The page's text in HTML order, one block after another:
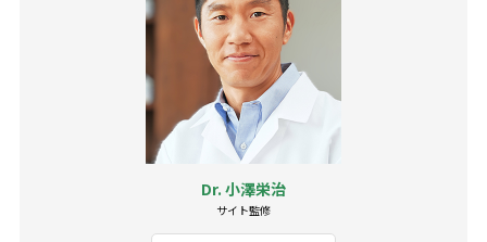
Dr. 小澤栄治
サイト監修